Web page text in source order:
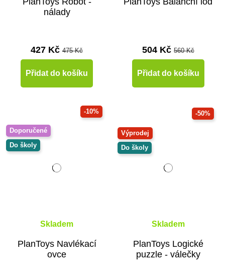
nálady
427 Kč 475 Kč
Přidat do košíku
504 Kč 560 Kč
Přidat do košíku
-10%
Doporučené
Do školy
Skladem
PlanToys Navlékací
ovce
-50%
Výprodej
Do školy
Skladem
PlanToys Logické
puzzle - válečky